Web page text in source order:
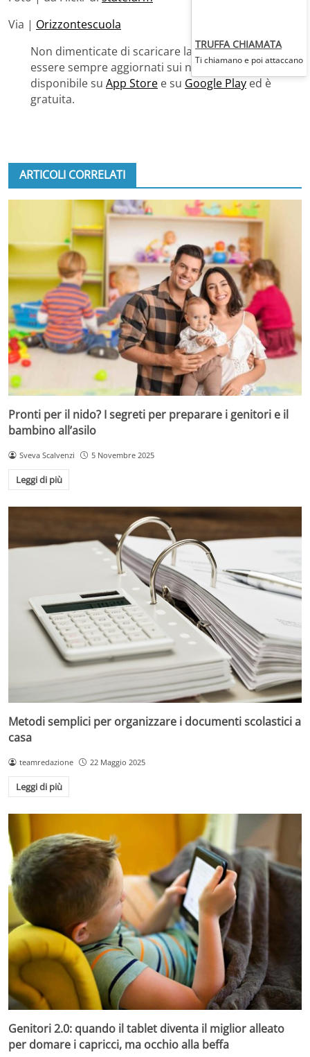
Via | Orizzontescuola
Non dimenticate di scaricare la Blogo App, per
essere sempre aggiornati sui nostri contenuti. E’
disponibile su App Store e su Google Play ed è
gratuita.
ARTICOLI CORRELATI
Pronti per il nido? I segreti per preparare i genitori e il
bambino all’asilo
Sveva Scalvenzi 5 Novembre 2025
Leggi di più
Metodi semplici per organizzare i documenti scolastici a
casa
teamredazione 22 Maggio 2025
Leggi di più
Genitori 2.0: quando il tablet diventa il miglior alleato
per domare i capricci, ma occhio alla beffa
TRUFFA CHIAMATA
Ti chiamano e poi attaccano